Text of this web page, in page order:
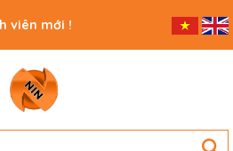
viên mới !